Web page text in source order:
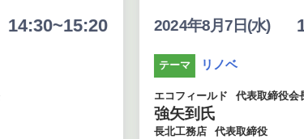
14:30~15:20 2024年8月7日(水)
テーマ リノベ
エコフィールド 代表取締役会
強矢到氏
長北工務店 代表取締役